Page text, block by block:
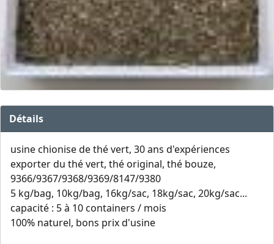
Détails
usine chionise de thé vert, 30 ans d'expériences
exporter du thé vert, thé original, thé bouze,
9366/9367/9368/9369/8147/9380
5 kg/bag, 10kg/bag, 16kg/sac, 18kg/sac, 20kg/sac...
capacité : 5 à 10 containers / mois
100% naturel, bons prix d'usine